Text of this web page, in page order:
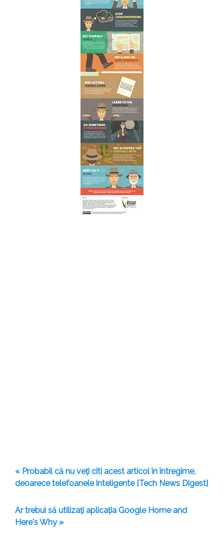
« Probabil că nu veți citi acest articol în întregime,
deoarece telefoanele inteligente [Tech News Digest]
Ar trebui să utilizați aplicația Google Home and
Here's Why »